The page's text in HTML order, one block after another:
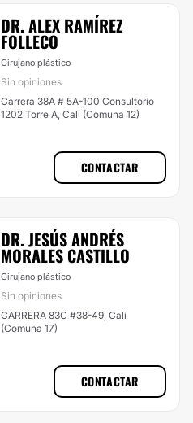
DR. ALEX RAMÍREZ
FOLLECO
Cirujano plástico
Sin opiniones
Carrera 38A # 5A-100 Consultorio
1202 Torre A, Cali (Comuna 12)
CONTACTAR
DR. JESÚS ANDRÉS
MORALES CASTILLO
Cirujano plástico
Sin opiniones
CARRERA 83C #38-49, Cali
(Comuna 17)
CONTACTAR